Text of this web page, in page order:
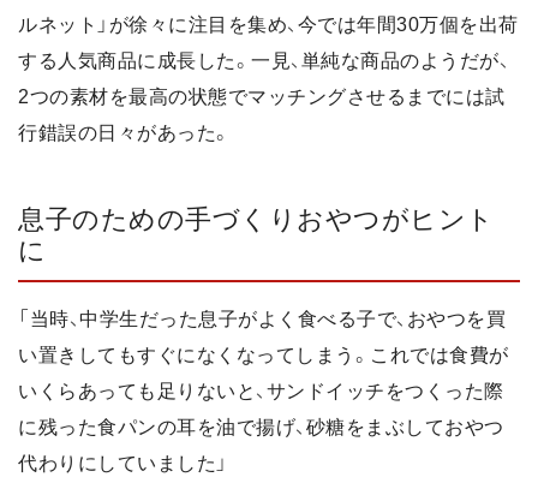
ルネット」が徐々に注目を集め、今では年間30万個を出荷
する人気商品に成長した。一見、単純な商品のようだが、
2つの素材を最高の状態でマッチングさせるまでには試
行錯誤の日々があった。
息子のための手づくりおやつがヒント
に
「当時、中学生だった息子がよく食べる子で、おやつを買
い置きしてもすぐになくなってしまう。これでは食費が
いくらあっても足りないと、サンドイッチをつくった際
に残った食パンの耳を油で揚げ、砂糖をまぶしておやつ
代わりにしていました」